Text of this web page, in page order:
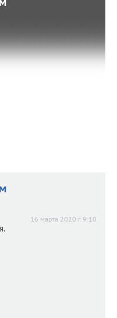
значимые изменения.
16 марта 2020 г. 9:10